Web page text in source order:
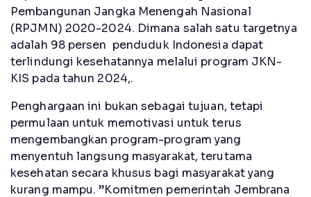
Pembangunan Jangka Menengah Nasional
(RPJMN) 2020-2024. Dimana salah satu targetnya
adalah 98 persen penduduk Indonesia dapat
terlindungi kesehatannya melalui program JKN-
KIS pada tahun 2024,.
Penghargaan ini bukan sebagai tujuan, tetapi
permulaan untuk memotivasi untuk terus
mengembangkan program-program yang
menyentuh langsung masyarakat, terutama
kesehatan secara khusus bagi masyarakat yang
kurang mampu. ”Komitmen pemerintah Jembrana